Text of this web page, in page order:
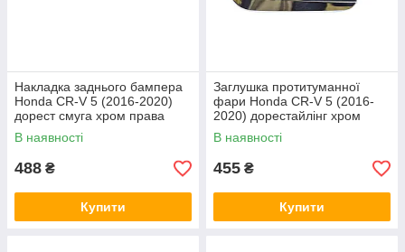
Накладка заднього бампера
Honda CR-V 5 (2016-2020)
дорест смуга хром права
EPROFARO
В наявності
488 ₴
Купити
Заглушка протитуманної
фари Honda CR-V 5 (2016-
2020) дорестайлінг хром
права EPROFARO
В наявності
455 ₴
Купити